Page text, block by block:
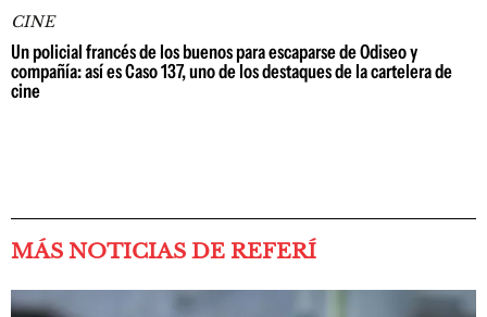
CINE
Un policial francés de los buenos para escaparse de Odiseo y
compañía: así es Caso 137, uno de los destaques de la cartelera de
cine
MÁS NOTICIAS DE REFERÍ